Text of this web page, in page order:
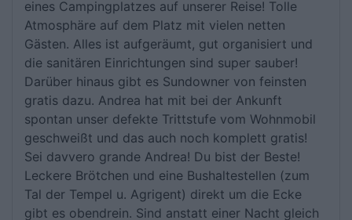
eines Campingplatzes auf unserer Reise! Tolle
Atmosphäre auf dem Platz mit vielen netten
Gästen. Alles ist aufgeräumt, gut organisiert und
die sanitären Einrichtungen sind super sauber!
Darüber hinaus gibt es Sundowner von feinsten
gratis dazu. Andrea hat mit bei der Ankunft
spontan unser defekte Trittstufe vom Wohnmobil
geschweißt und das auch noch komplett gratis!
Sei davvero grande Andrea! Du bist der Beste!
Leckere Brötchen und eine Bushaltestellen (zum
Tal der Tempel u. Agrigent) direkt um die Ecke
gibt es obendrein. Sind anstatt einer Nacht gleich